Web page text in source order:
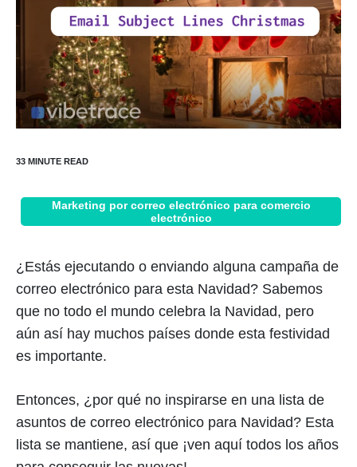
Marketing por correo electrónico para comercio
electrónico
¿Estás ejecutando o enviando alguna campaña de
correo electrónico para esta Navidad? Sabemos
que no todo el mundo celebra la Navidad, pero
aún así hay muchos países donde esta festividad
es importante.
Entonces, ¿por qué no inspirarse en una lista de
asuntos de correo electrónico para Navidad? Esta
lista se mantiene, así que ¡ven aquí todos los años